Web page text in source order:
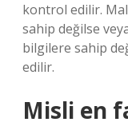
kontrol edilir.
sahip değilse
bilgilere sahip
edilir.
Misli en